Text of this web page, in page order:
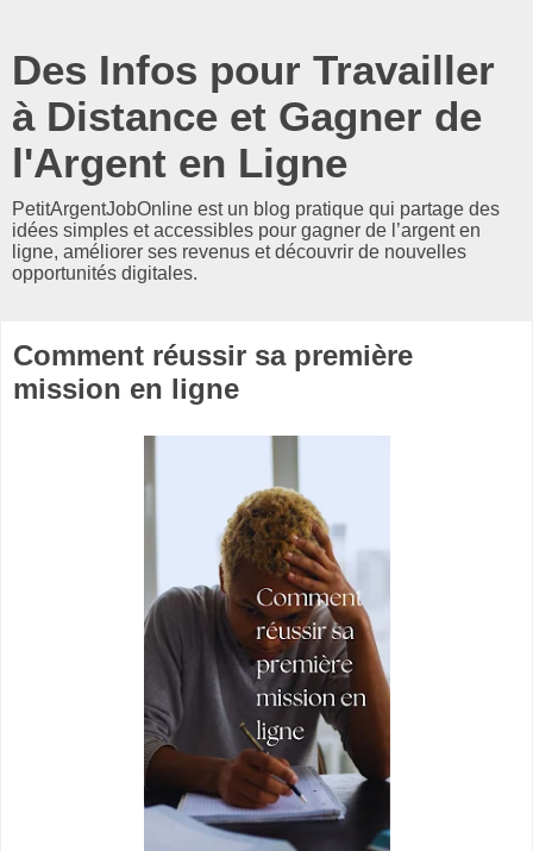
Des Infos pour Travailler
à Distance et Gagner de
l'Argent en Ligne
PetitArgentJobOnline est un blog pratique qui partage des
idées simples et accessibles pour gagner de l’argent en
ligne, améliorer ses revenus et découvrir de nouvelles
opportunités digitales.
Comment réussir sa première
mission en ligne